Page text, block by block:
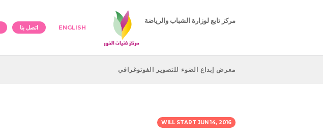
مركز تابع لوزارة الشباب والرياضة
اتصل بنا ENGLISH
معرض إبداع الضوء للتصوير الفوتوغرافي
WILL START JUN 14, 2016